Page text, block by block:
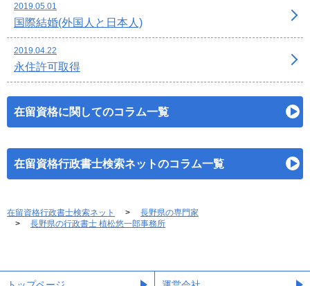
2019.05.01
国際結婚(外国人と日本人)
2019.04.22
永住許可取得
在留資格に関してのコラム一覧
在留資格行政書士検索ネットのコラム一覧
在留資格行政書士検索ネット
長野県の専門家
長野県の行政書士 植松悠一郎事務所